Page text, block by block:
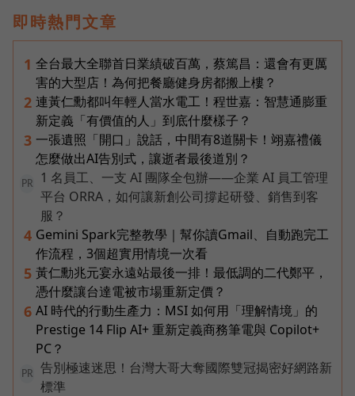
即時熱門文章
1 全台最大全聯首日業績破百萬，蔡篤昌：還會有更厲
害的大型店！為何把餐廳健身房都搬上樓？
2 連黃仁勳都叫年輕人當水電工！程世嘉：智慧通膨重
新定義「有價值的人」到底什麼樣子？
3 一張遺照「開口」說話，中間有8道關卡！翊嘉禮儀
怎麼做出AI告別式，讓逝者最後道別？
PR
1 名員工、一支 AI 團隊全包辦——企業 AI 員工管理
平台 ORRA，如何讓新創公司撐起研發、銷售到客
服？
4 Gemini Spark完整教學｜幫你讀Gmail、自動跑完工
作流程，3個超實用情境一次看
5 黃仁勳兆元宴永遠站最後一排！最低調的二代鄭平，
憑什麼讓台達電被市場重新定價？
6 AI 時代的行動生產力：MSI 如何用「理解情境」的
Prestige 14 Flip AI+ 重新定義商務筆電與 Copilot+
PC？
PR
告別極速迷思！台灣大哥大奪國際雙冠揭密好網路新
標準